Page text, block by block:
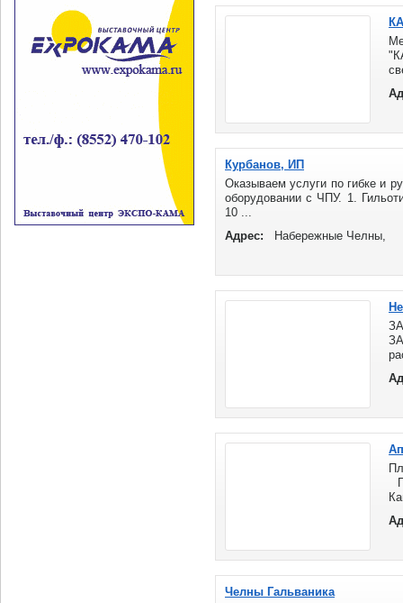
Курбанов, ИП
Оказываем услуги по гибке и
оборудовании с ЧПУ. 1.
10 ...
Адрес:
Набережные Челны,
...
Челны Гальваника